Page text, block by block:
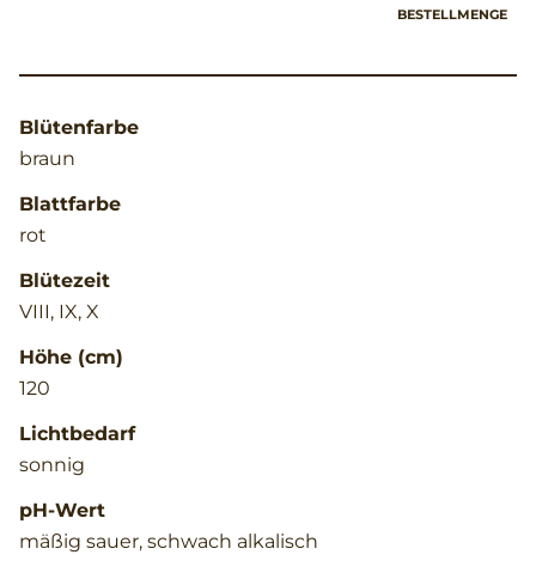
BESTELLMENGE
Blütenfarbe
braun
Blattfarbe
rot
Blütezeit
VIII, IX, X
Höhe (cm)
120
Lichtbedarf
sonnig
pH-Wert
mäßig sauer, schwach alkalisch